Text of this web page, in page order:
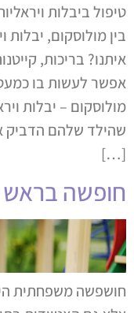
טיפול ביבלות
בין מולוסקום, יבלות
איתנו? בריכות,
אפשר לעשות בו
מולוסקום – יבלות
שהילד שלהם הדביק
[…]
חופשה
חושפשה משפחתית